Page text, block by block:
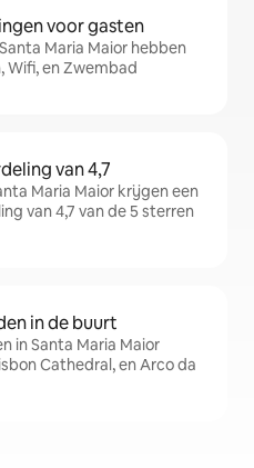
voor gasten
Maria Maior hebben
Wifi, en Zwembad
van 4,7
Maria Maior krijgen een
van 4,7 van de 5 sterren
in de buurt
in Santa Maria Maior
Cathedral, en Arco da